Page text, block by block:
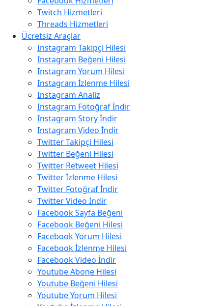
Twitch Hizmetleri
Threads Hizmetleri
Ücretsiz Araçlar
Instagram Takipçi Hilesi
Instagram Beğeni Hilesi
Instagram Yorum Hilesi
Instagram İzlenme Hilesi
Instagram Analiz
Instagram Fotoğraf İndir
Instagram Story İndir
Instagram Video İndir
Twitter Takipçi Hilesi
Twitter Beğeni Hilesi
Twitter Retweet Hilesi
Twitter İzlenme Hilesi
Twitter Fotoğraf İndir
Twitter Video İndir
Facebook Sayfa Beğeni
Facebook Beğeni Hilesi
Facebook Yorum Hilesi
Facebook İzlenme Hilesi
Facebook Video İndir
Youtube Abone Hilesi
Youtube Beğeni Hilesi
Youtube Yorum Hilesi